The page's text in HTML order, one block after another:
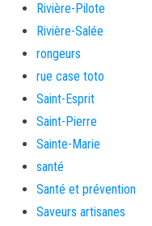
Rivière-Pilote
Rivière-Salée
rongeurs
rue case toto
Saint-Esprit
Saint-Pierre
Sainte-Marie
santé
Santé et prévention
Saveurs artisanes